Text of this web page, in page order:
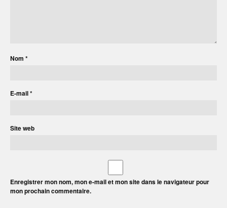
Nom *
E-mail*
Site web
Enregistrer mon nom, mon e-mail et mon site dans le navigateur pour
mon prochain commentaire.